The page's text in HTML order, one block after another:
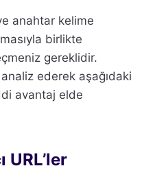
anahtar kelime
birlikte
gereklidir.
ederek aşağıdaki
avantaj elde
URL’ler